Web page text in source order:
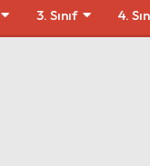
3. Sınıf 4.